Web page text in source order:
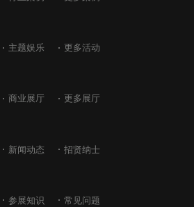
主题娱乐 更多活动
商业展厅 更多展厅
新闻动态 招贤纳士
参展知识 常见问题